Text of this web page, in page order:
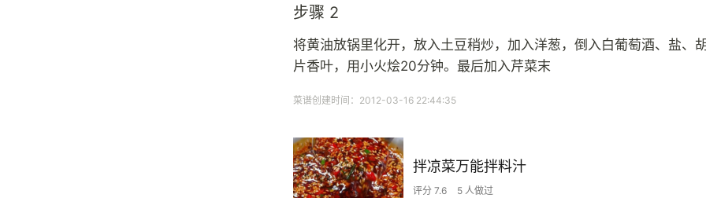
步骤 2
将黄油放锅里化开，放入土豆稍炒，加入洋葱，倒入白葡萄酒、盐、
片香叶，用小火烩20分钟。最后加入芹菜末
菜谱创建时间：2012-03-16 22:44:35
拌凉菜万能拌料汁
评分 7.6 5 人做过